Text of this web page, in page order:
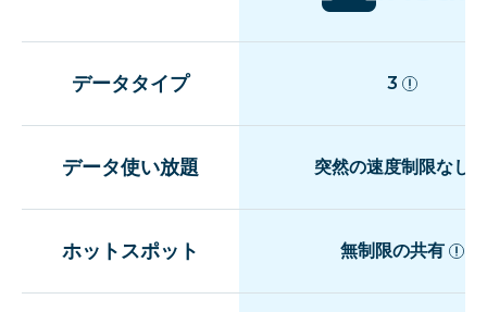
データタイプ 3
データ使い放題 突然の速度制限なし
ホットスポット 無制限の共有